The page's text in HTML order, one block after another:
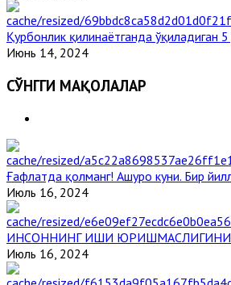
Қурбонлик қилинаётганда ўқиладиган
Июнь 14, 2024
СЎНГГИ МАҚОЛАЛАР
Ғафлатда қолманг! Ашуро куни. Бир
Июль 16, 2024
ИНСОННИНГ ИШИ ЮРИШМАСЛИГИНИ
Июль 16, 2024